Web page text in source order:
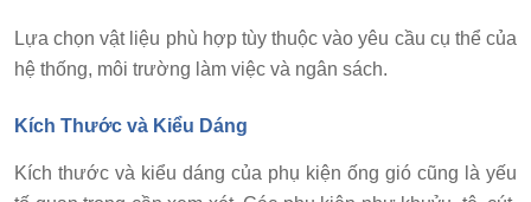
Lựa chọn vật liệu phù hợp tùy thuộc vào yêu cầu cụ thể của
hệ thống, môi trường làm việc và ngân sách.
Kích Thước và Kiểu Dáng
Kích thước và kiểu dáng của phụ kiện ống gió cũng là yếu